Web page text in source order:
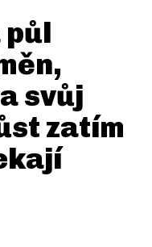
půl
svůj
zatím